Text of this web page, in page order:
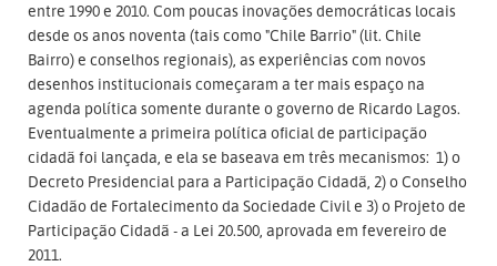
entre 1990 e 2010. Com poucas inovações democráticas locais
desde os anos noventa (tais como "Chile Barrio" (lit. Chile
Bairro) e conselhos regionais), as experiências com novos
desenhos institucionais começaram a ter mais espaço na
agenda política somente durante o governo de Ricardo Lagos.
Eventualmente a primeira política oficial de participação
cidadã foi lançada, e ela se baseava em três mecanismos: 1) o
Decreto Presidencial para a Participação Cidadã, 2) o Conselho
Cidadão de Fortalecimento da Sociedade Civil e 3) o Projeto de
Participação Cidadã - a Lei 20.500, aprovada em fevereiro de
2011.